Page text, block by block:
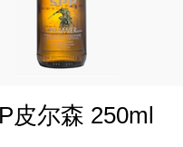
皮尔森 250ml